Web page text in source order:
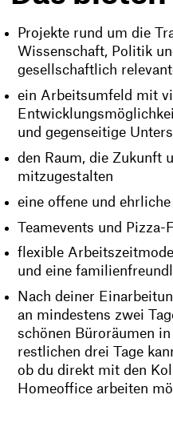
Projekte rund um die
Wissenschaft, Politik
gesellschaftlich
ein Arbeitsumfeld mit
und gegenseitige
den Raum, die Zukunft
mitzugestalten
eine offene und
Teamevents und Pizza-
flexible
und eine
Nach deiner
an mindestens zwei
schönen Büroräumen
restlichen drei Tage
ob du direkt mit den
Homeoffice arbeiten